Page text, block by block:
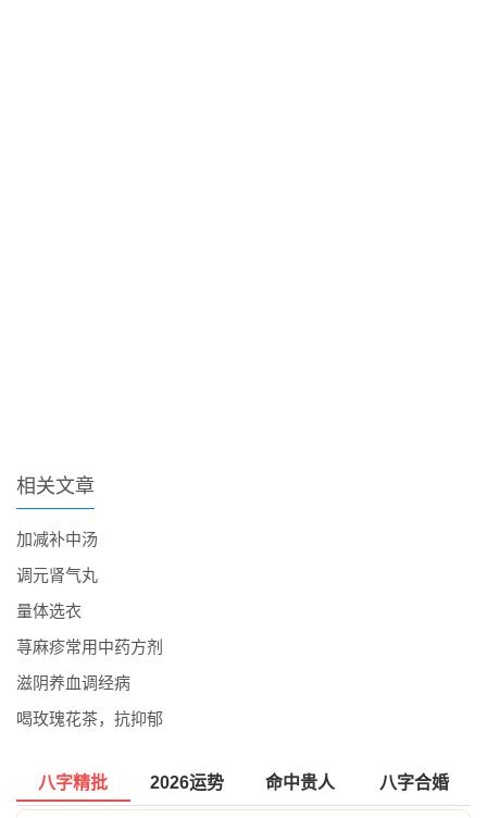
相关文章
加减补中汤
调元肾气丸
量体选衣
荨麻疹常用中药方剂
滋阴养血调经病
喝玫瑰花茶，抗抑郁
八字精批 2026运势 命中贵人 八字合婚